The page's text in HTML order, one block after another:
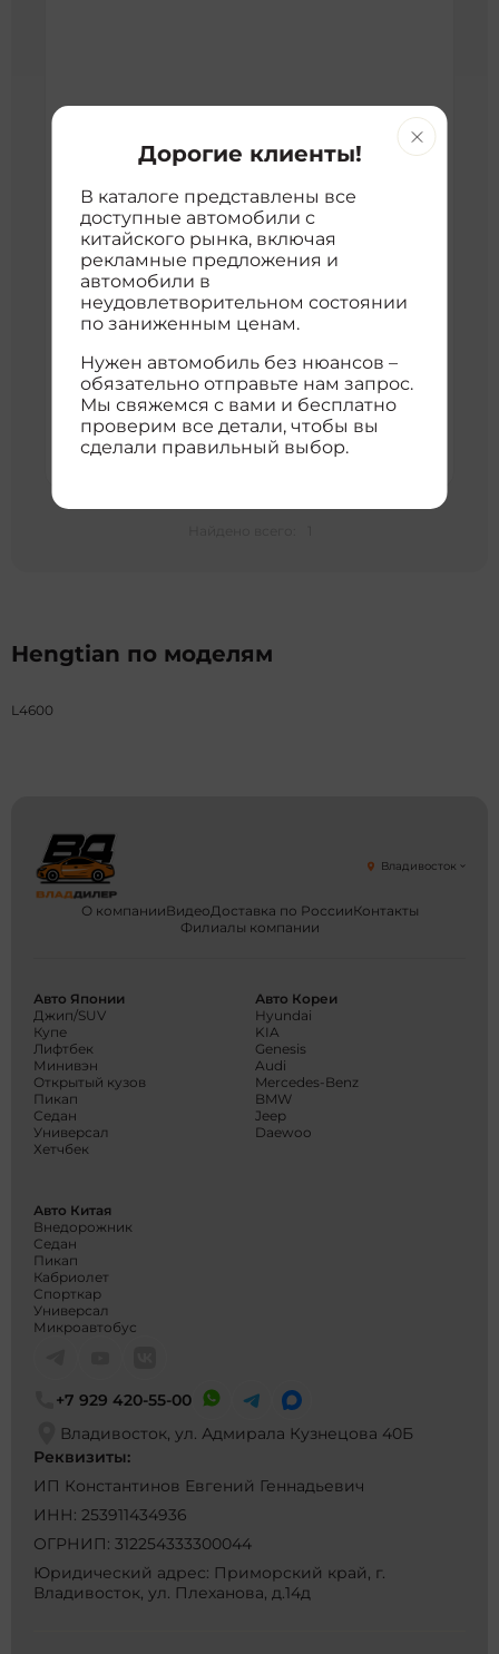
Hengtian L4600
1 600 км2024 г2023 4.6l v8 pilot edition
Внедорожник
4600 см
4WD
21110373
7 809 455 ₽
с доставкой во Владивосток
расшифровка цены
7 809 455 ₽ Хорошая цена 7 809 455 ₽
Hengtian по моделям
L4600
О компанииВидеоДоставка по РоссииКонтакты
Филиалы компании
Владивосток
+7 929 420-55-00
Владивосток, ул. Адмирала Кузнецова 40Б
Реквизиты:
ИП Константинов Евгений Геннадьевич
ИНН: 253911434936
ОГРНИП: 312254333300044
Юридический адрес: Приморский край, г.
Владивосток, ул. Плеханова, д.14д
Авто Японии
Джип/SUV
Купе
Лифтбек
Минивэн
Открытый кузов
Пикап
Седан
Универсал
Хетчбек
Авто Кореи
Hyundai
KIA
Genesis
Audi
Mercedes-Benz
BMW
Jeep
Daewoo
Авто Китая
Внедорожник
Седан
Пикап
Кабриолет
Спорткар
Универсал
Микроавтобус
Дорогие клиенты!
В каталоге представлены все
доступные автомобили с
китайского рынка, включая
рекламные предложения и
автомобили в
неудовлетворительном состоянии
по заниженным ценам.
Нужен автомобиль без нюансов –
обязательно отправьте нам запрос.
Мы свяжемся с вами и бесплатно
проверим все детали, чтобы вы
сделали правильный выбор.